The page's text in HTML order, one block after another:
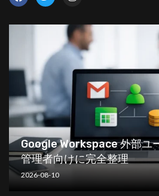
Google Workspace 外部ユ
管理者向けに完全整理
2026-08-10